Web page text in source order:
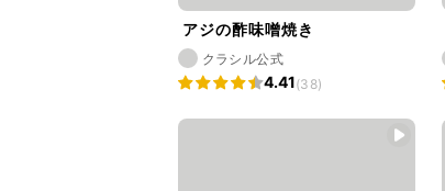
アジの酢味噌焼き
クラシル公式
4.41(38)